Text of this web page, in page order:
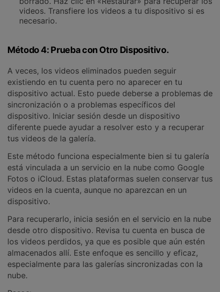
videos. Transfiere los videos a tu dispositivo si es
necesario.
Método 4: Prueba con Otro Dispositivo.
A veces, los videos eliminados pueden seguir
existiendo en tu cuenta pero no aparecer en tu
dispositivo actual. Esto puede deberse a problemas de
sincronización o a problemas específicos del
dispositivo. Iniciar sesión desde un dispositivo
diferente puede ayudar a resolver esto y a recuperar
tus videos de la galería.
Este método funciona especialmente bien si tu galería
está vinculada a un servicio en la nube como Google
Fotos o iCloud. Estas plataformas suelen conservar tus
videos en la cuenta, aunque no aparezcan en un
dispositivo.
Para recuperarlo, inicia sesión en el servicio en la nube
desde otro dispositivo. Revisa tu cuenta en busca de
los videos perdidos, ya que es posible que aún estén
almacenados allí. Este enfoque es sencillo y eficaz,
especialmente para las galerías sincronizadas con la
nube.